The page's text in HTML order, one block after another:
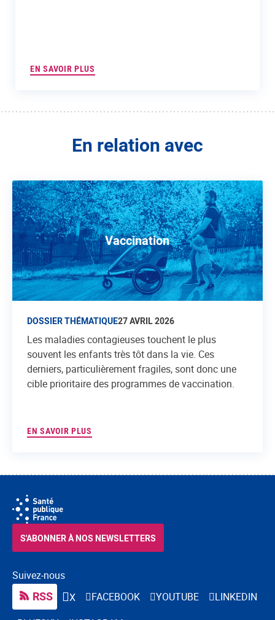
EN SAVOIR PLUS
En relation avec
Vaccination
DOSSIER THÉMATIQUE27 AVRIL 2026
Les maladies contagieuses touchent le plus
souvent les enfants très tôt dans la vie. Ces
derniers, particulièrement fragiles, sont donc une
cible prioritaire des programmes de vaccination.
EN SAVOIR PLUS
Suivez-nous
RSS X FACEBOOK YOUTUBE
LINKEDIN
S'ABONNER À NOS NEWSLETTERS